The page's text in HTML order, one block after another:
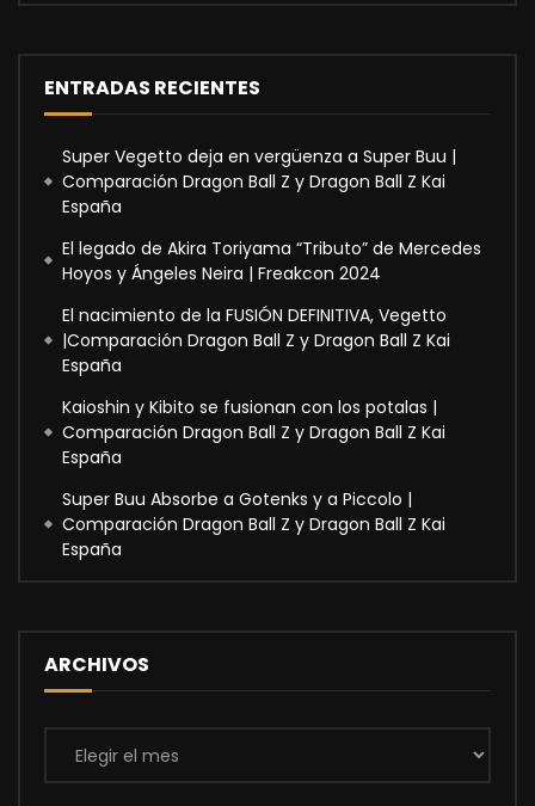
ENTRADAS RECIENTES
Super Vegetto deja en vergüenza a Super Buu |
Comparación Dragon Ball Z y Dragon Ball Z Kai
España
El legado de Akira Toriyama “Tributo” de Mercedes
Hoyos y Ángeles Neira | Freakcon 2024
El nacimiento de la FUSIÓN DEFINITIVA, Vegetto
|Comparación Dragon Ball Z y Dragon Ball Z Kai
España
Kaioshin y Kibito se fusionan con los potalas |
Comparación Dragon Ball Z y Dragon Ball Z Kai
España
Super Buu Absorbe a Gotenks y a Piccolo |
Comparación Dragon Ball Z y Dragon Ball Z Kai
España
ARCHIVOS
Archivos